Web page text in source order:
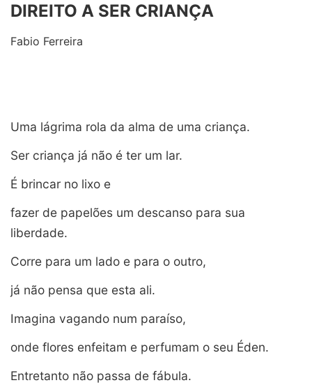
DIREITO A SER CRIANÇA
Fabio Ferreira
Uma lágrima rola da alma de uma criança.
Ser criança já não é ter um lar.
É brincar no lixo e
fazer de papelões um descanso para sua
liberdade.
Corre para um lado e para o outro,
já não pensa que esta ali.
Imagina vagando num paraíso,
onde flores enfeitam e perfumam o seu Éden.
Entretanto não passa de fábula.